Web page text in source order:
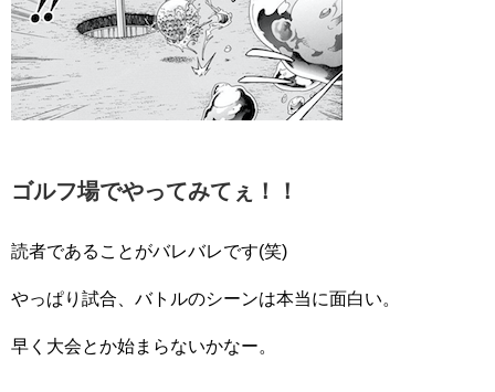
ゴルフ場でやってみてぇ！！
読者であることがバレバレです(笑)
やっぱり試合、バトルのシーンは本当に面白い。
早く大会とか始まらないかなー。